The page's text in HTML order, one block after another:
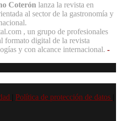
Coterón lanza la revista en
al sector de la gastronomía y
, un grupo de profesionales
formato digital de la revista
y con alcance internacional. -
Política de protección de datos